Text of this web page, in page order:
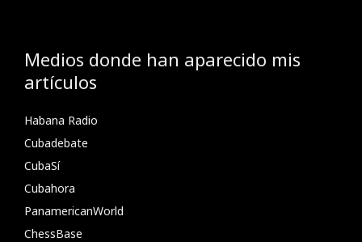
Medios donde han aparecido mis
artículos
Habana Radio
Cubadebate
CubaSí
Cubahora
PanamericanWorld
ChessBase